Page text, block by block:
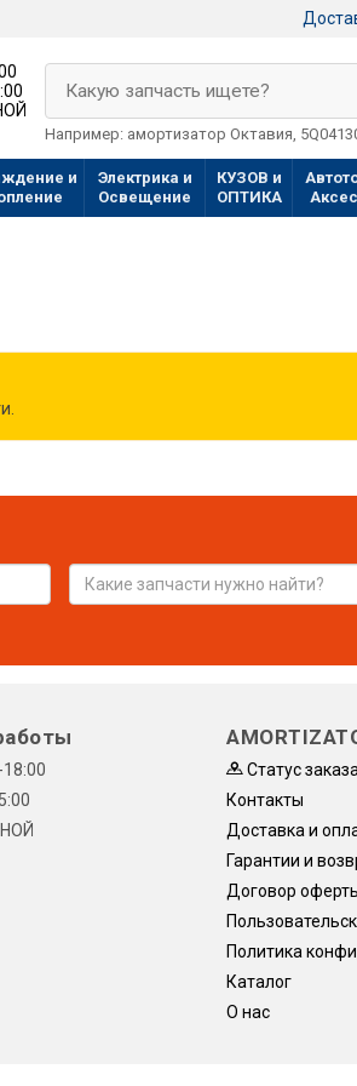
Какую запчасть ищете?
Например: амортизатор Октавия,
и
Электрика и
Освещение
КУЗОВ и
ОПТИКА
Статус заказа
Контакты
Доставка и
Гарантии и
Договор
Политика
Каталог
О нас